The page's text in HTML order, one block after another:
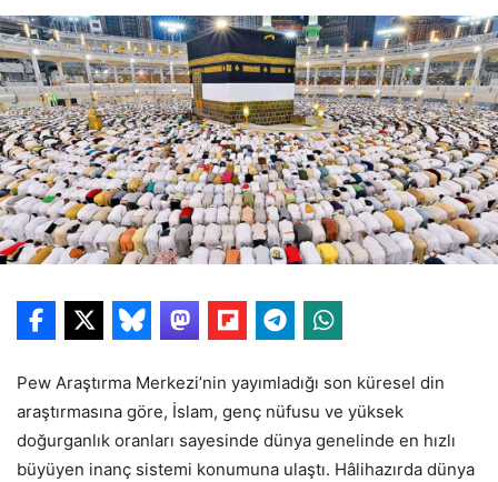
Pew Araştırma Merkezi’nin yayımladığı son küresel din
araştırmasına göre, İslam, genç nüfusu ve yüksek
doğurganlık oranları sayesinde dünya genelinde en hızlı
büyüyen inanç sistemi konumuna ulaştı. Hâlihazırda dünya